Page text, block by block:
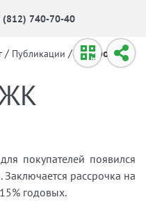
(812) 740-70-40
/ Публикации / Рассрочка в
покупателей появился
рассрочка на
годовых.